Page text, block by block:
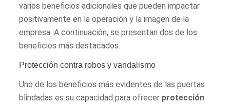
varios beneficios adicionales que pueden impactar
positivamente en la operación y la imagen de la
empresa. A continuación, se presentan dos de los
beneficios más destacados.
Protección contra robos y vandalismo
Uno de los beneficios más evidentes de las puertas
blindadas es su capacidad para ofrecer protección